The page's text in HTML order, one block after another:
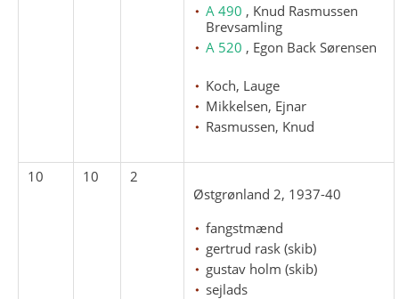
A 490 , Knud Rasmussen
Brevsamling
A 520 , Egon Back Sørensen
Koch, Lauge
Mikkelsen, Ejnar
Rasmussen, Knud
10 10
2
Østgrønland 2, 1937-40
fangstmænd
gertrud rask (skib)
gustav holm (skib)
sejlads